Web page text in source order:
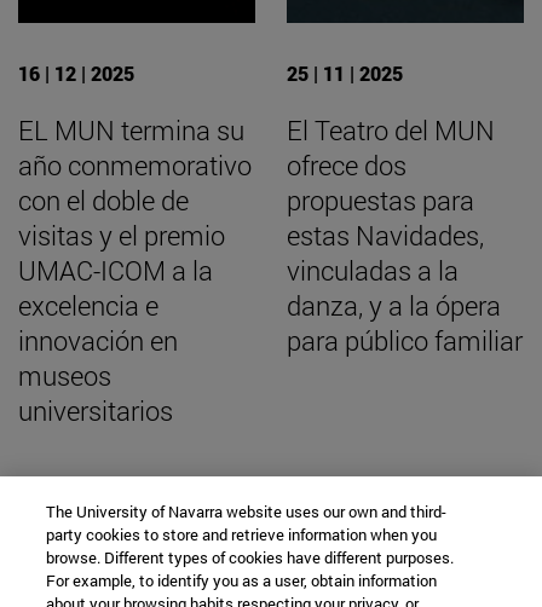
16 | 12 | 2025
EL MUN termina su
año conmemorativo
con el doble de
visitas y el premio
UMAC-ICOM a la
excelencia e
innovación en
museos
universitarios
25 | 11 | 2025
El Teatro del MUN
ofrece dos
propuestas para
estas Navidades,
vinculadas a la
danza, y a la ópera
para público familiar
BUSCADOR NOTICIAS
The University of Navarra website uses our own and third-
party cookies to store and retrieve information when you
browse. Different types of cookies have different purposes.
For example, to identify you as a user, obtain information